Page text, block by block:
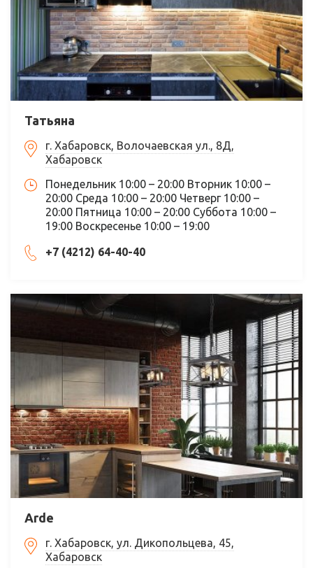
Татьяна
г. Хабаровск, Волочаевская ул., 8Д,
Хабаровск
Понедельник 10:00 – 20:00 Вторник 10:00 –
20:00 Среда 10:00 – 20:00 Четверг 10:00 –
20:00 Пятница 10:00 – 20:00 Суббота 10:00 –
19:00 Воскресенье 10:00 – 19:00
+7 (4212) 64-40-40
Arde
г. Хабаровск, ул. Дикопольцева, 45,
Хабаровск